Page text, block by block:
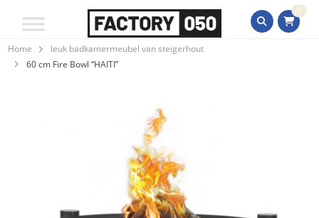
0
Home
leuk badkamermeubel van steigerhout
60 cm Fire Bowl “HAITI”